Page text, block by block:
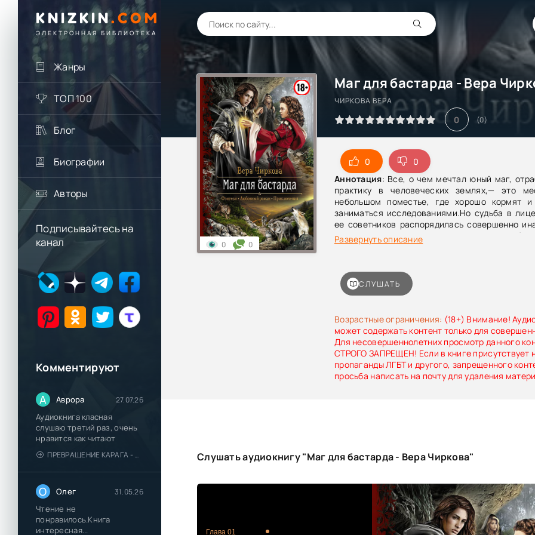
KNIZKIN. COM
ЭЛЕКТРОННАЯ БИБЛИОТЕКА
Жанры
ТОП 100
Блог
Биографии
Авторы
Подписывайтесь на
канал
Комментируют
А Аврора 27.07.26
Аудиокнига класная
слушаю третий раз, очень
нравится как читают
ПРЕВРАЩЕНИЕ КАРАГА - КАТЯ БРАНДИС
О Олег 31.05.26
Чтение не
понравилось.Книга
интересная...
Маг для бастарда - Вера
ЧИРКОВА ВЕРА
0 (0)
0
0
Аннотация: Все, о чем мечтал юный маг,
практику в человеческих землях,— это
небольшом поместье, где хорошо кормят
заниматься исследованиями.Но судьба в
ее советников распорядилась совершенно
ему предстоит приложить все усилия, чтобы
контракт, не потерять мантию маглора и не
четверых его коллег.А в награду за все это
опасное задание, куча таинственных врагов,
находки и потери и робкая пока надежда на
счастье.
Развернуть описание
Возрастные ограничения: (18+) Внимание!
может содержать контент только для
Для несовершеннолетних просмотр данного
СТРОГО ЗАПРЕЩЕН! Если в книге присутствует
пропаганды ЛГБТ и другого, запрещенного
просьба написать на почту для удаления
0 0
СЛУШАТЬ
Слушать аудиокнигу "Маг для бастарда - Вера Чиркова"
Глава 01